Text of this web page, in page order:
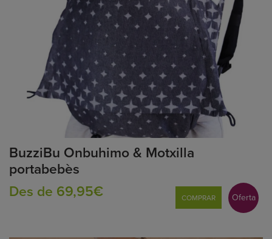
BuzziBu Onbuhimo & Motxilla
portabebès
Des de 69,95€
COMPRAR Oferta